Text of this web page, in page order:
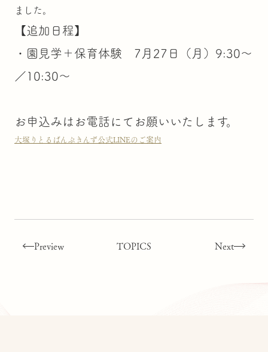
ました。
【追加日程】
・園見学＋保育体験 7月27日（月）9:30～
／10:30～
お申込みはお電話にてお願いいたします。
大塚りとるぱんぷきんず公式LINEのご案内
Preview TOPICS Next